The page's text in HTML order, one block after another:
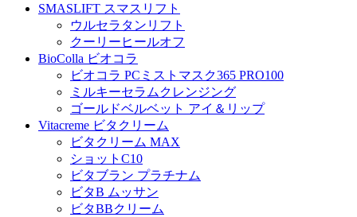
SMASLIFT スマスリフト
ウルセラタンリフト
クーリーヒールオフ
BioColla ビオコラ
ビオコラ PCミストマスク365 PRO100
ミルキーセラムクレンジング
ゴールドベルベット アイ＆リップ
Vitacreme ビタクリーム
ビタクリーム MAX
ショットC10
ビタブラン プラチナム
ビタB ムッサン
ビタBBクリーム